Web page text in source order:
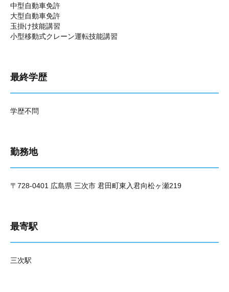
中型自動車免許
大型自動車免許
玉掛け技能講習
小型移動式クレーン運転技能講習
最終学歴
学歴不問
勤務地
〒728-0401 広島県 三次市 君田町東入君向松ヶ瀬219
最寄駅
三次駅